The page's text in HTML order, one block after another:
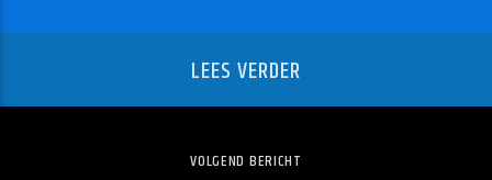
LEES VERDER
VOLGEND BERICHT